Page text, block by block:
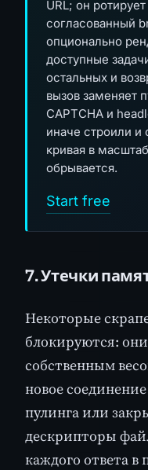
URL; он
согласованный
опционально
доступные
остальных и
вызов заменяет
CAPTCHA и
иначе строили и
кривая в
обрывается.
Start free
7. Утечки
Некоторые
блокируются:
собственным
новое
пулинга или
дескрипторы
каждого ответа в